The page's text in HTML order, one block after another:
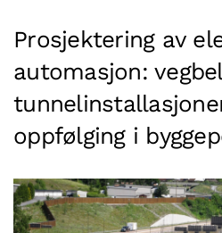
Prosjektering av
automasjon:
oppfølging i